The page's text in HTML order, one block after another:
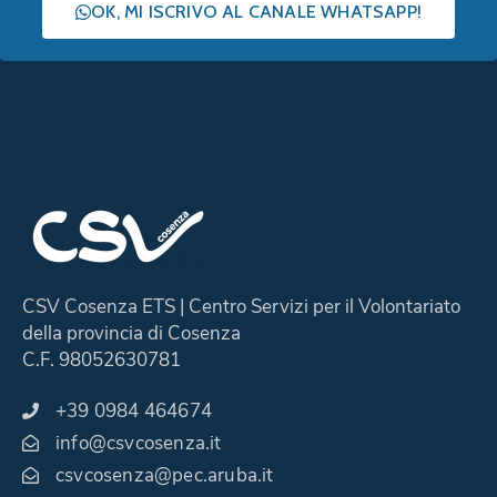
OK, MI ISCRIVO AL CANALE WHATSAPP!
CSV Cosenza ETS | Centro Servizi per il Volontariato
della provincia di Cosenza
C.F. 98052630781
+39 0984 464674
info@csvcosenza.it
csvcosenza@pec.aruba.it